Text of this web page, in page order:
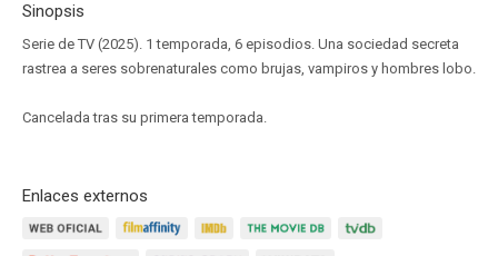
Sinopsis
Serie de TV (2025). 1 temporada, 6 episodios. Una sociedad secreta
rastrea a seres sobrenaturales como brujas, vampiros y hombres lobo.
Cancelada tras su primera temporada.
Enlaces externos